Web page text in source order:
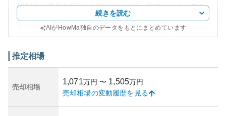
1982年に建築されたこのマンションは、鉄筋コンクリート
構造の７階建てで、全96戸が存在します。外観は古さがあ
るものの、堅牢な作りで耐震性が期待できます。
園も多く、子育て環境としても適しています。また、羽村
ものの、リノベーション次第で資産価値を高めることが可
能です。ただし、築年数を踏まえると所有リスクとしては
リフォームや修繕の必要性が増す可能性も考慮しなければ
続きを読む
AIがHowMa独自のデータをもとにまとめています
推定相場
売却相場
1,071万円 〜 1,505万円
売却相場の変動履歴を見る